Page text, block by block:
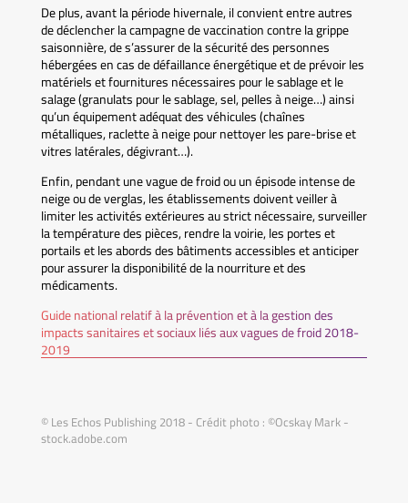
De plus, avant la période hivernale, il convient entre autres
de déclencher la campagne de vaccination contre la grippe
saisonnière, de s’assurer de la sécurité des personnes
hébergées en cas de défaillance énergétique et de prévoir les
matériels et fournitures nécessaires pour le sablage et le
salage (granulats pour le sablage, sel, pelles à neige…) ainsi
qu’un équipement adéquat des véhicules (chaînes
métalliques, raclette à neige pour nettoyer les pare-brise et
vitres latérales, dégivrant…).
Enfin, pendant une vague de froid ou un épisode intense de
neige ou de verglas, les établissements doivent veiller à
limiter les activités extérieures au strict nécessaire, surveiller
la température des pièces, rendre la voirie, les portes et
portails et les abords des bâtiments accessibles et anticiper
pour assurer la disponibilité de la nourriture et des
médicaments.
Guide national relatif à la prévention et à la gestion des
impacts sanitaires et sociaux liés aux vagues de froid 2018-
2019
© Les Echos Publishing 2018 - Crédit photo : ©Ocskay Mark -
stock.adobe.com